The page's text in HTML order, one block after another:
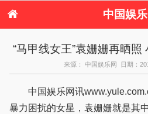
中国娱
电视剧
演唱会
“马甲线女王”袁姗姗再晒
来源： 中国娱乐网 日期：
中国娱乐网讯www.yule.com.cn 在娱乐圈有很多被
暴力困扰的女星，袁姗姗就是其